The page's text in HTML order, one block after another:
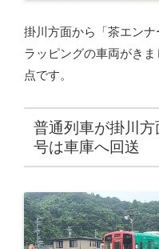
掛川方面から「茶エンナ
ラッピングの車両がき
点です。
普通列車が掛川
号は車庫へ回送